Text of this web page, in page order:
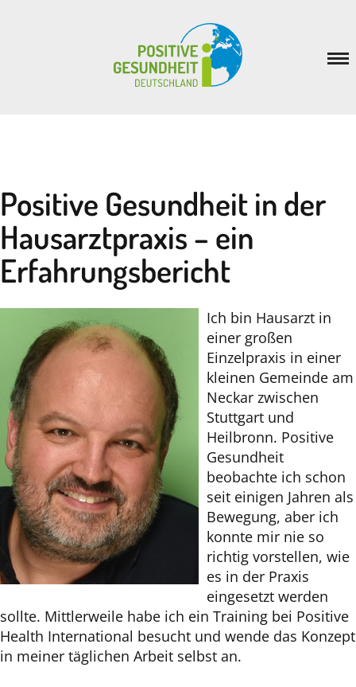
Positive Gesundheit
Netzwerk
News
Verein
Mitmachen
Positive Gesundheit in der
Hausarztpraxis – ein
Erfahrungsbericht
Ich bin Hausarzt in
einer großen
Einzelpraxis in einer
kleinen Gemeinde am
Neckar zwischen
Stuttgart und
Heilbronn. Positive
Gesundheit
beobachte ich schon
seit einigen Jahren als
Bewegung, aber ich
konnte mir nie so
richtig vorstellen, wie
es in der Praxis
eingesetzt werden
sollte. Mittlerweile habe ich ein Training bei Positive
Health International besucht und wende das Konzept
in meiner täglichen Arbeit selbst an.